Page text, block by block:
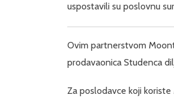
uspostavili su poslovnu
Ovim partnerstvom
prodavaonica Studenca
Za poslodavce koji